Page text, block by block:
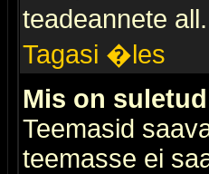
teadeannete
Tagasi �les
Mis on
Teemasid
teemasse ei